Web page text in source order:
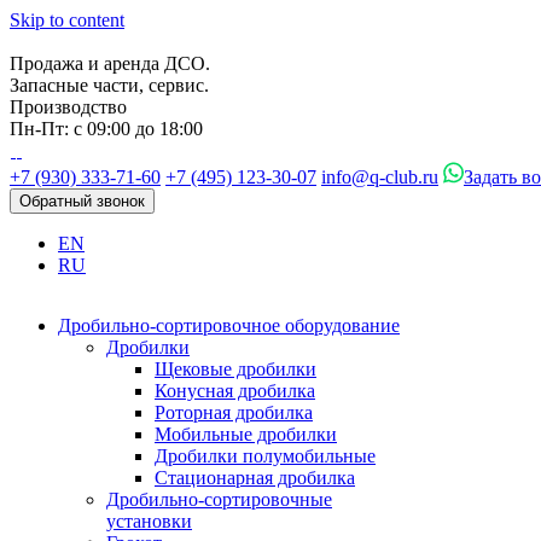
Skip to content
Продажа и аренда ДСО.
Запасные части, сервис.
Производство
Пн-Пт: с 09:00 до 18:00
+7 (930) 333-71-60 +7 (495) 123-30-07 info@q-club.ru Задать
Обратный звонок
EN
RU
Дробильно-сортировочное оборудование
Дробилки
Щековые дробилки
Конусная дробилка
Роторная дробилка
Мобильные дробилки
Дробилки полумобильные
Стационарная дробилка
Дробильно-сортировочные
установки